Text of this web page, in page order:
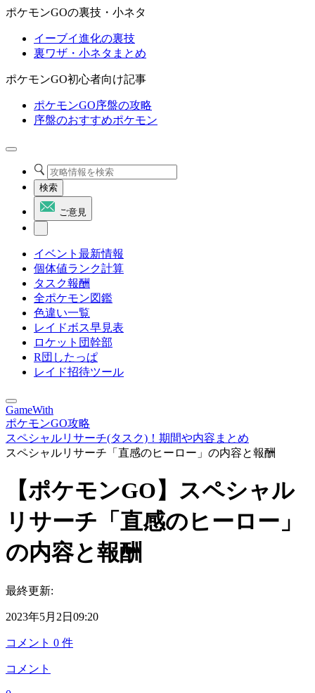
ポケモンGOの裏技・小ネタ
イーブイ進化の裏技
裏ワザ・小ネタまとめ
ポケモンGO初心者向け記事
ポケモンGO序盤の攻略
序盤のおすすめポケモン
検索
ご意見
イベント最新情報
個体値ランク計算
タスク報酬
全ポケモン図鑑
色違い一覧
レイドボス早見表
ロケット団幹部
R団したっぱ
レイド招待ツール
GameWith
ポケモンGO攻略
スペシャルリサーチ(タスク)！期間や内容まとめ
スペシャルリサーチ「直感のヒーロー」の内容と報酬
【ポケモンGO】スペシャル
リサーチ「直感のヒーロー」
の内容と報酬
最終更新:
2023年5月2日09:20
コメント 0 件
コメント